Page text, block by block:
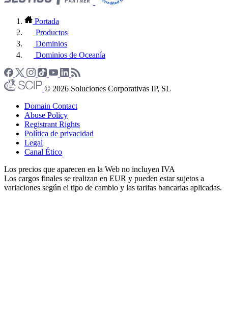
Portada
Productos
Dominios
Dominios de Oceanía
© 2026 Soluciones Corporativas IP, SL
Domain Contact
Abuse Policy
Registrant Rights
Política de privacidad
Legal
Canal Ético
Los precios que aparecen en la Web no incluyen IVA
Los cargos finales se realizan en EUR y pueden estar sujetos a
variaciones según el tipo de cambio y las tarifas bancarias aplicadas.